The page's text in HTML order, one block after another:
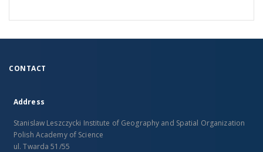
CONTACT
Address
Stanislaw Leszczycki Institute of Geography and Spatial Organization
Polish Academy of Science
ul. Twarda 51/55